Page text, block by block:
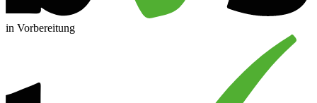
in Vorbereitung